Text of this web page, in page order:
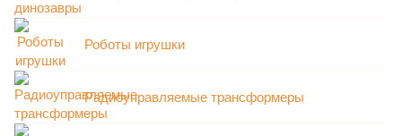
Роботы игрушки
Радиоуправляемые трансформеры